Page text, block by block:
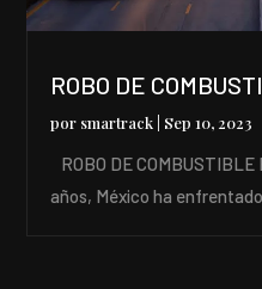
ROBO DE
por smartrack Sep 10, 2023
ROBO DE
años, México ha